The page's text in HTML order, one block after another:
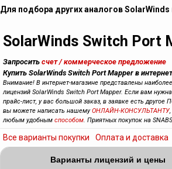
Для подбора других аналогов SolarWinds
SolarWinds Switch Port
Запросить счет / коммерческое предложение
Купить SolarWinds Switch Port Mapper в
Внимание! В интернет-магазине представлены
лицензий SolarWinds Switch Port Mapper. Если вам
прайс-лист, у вас большой заказ, в заявке есть
вы можете написать нашемуОНЛАЙН-КОНСУЛЬТАНТУ
любым удобным способом. Приятных покупок на
Все варианты покупки Оплата и доставка
Варианты лицензий и цены